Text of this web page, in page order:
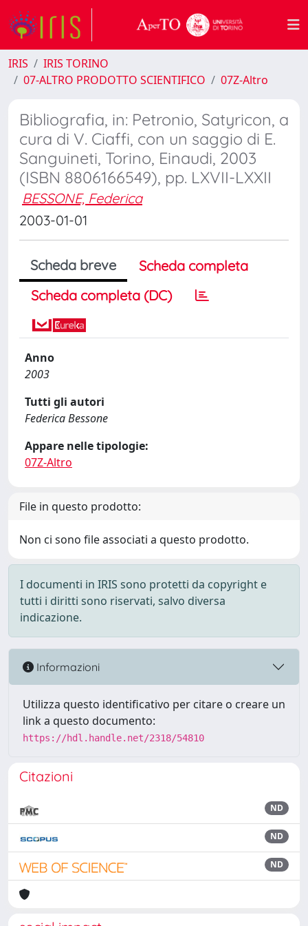
IRIS
IRIS TORINO
07-ALTRO PRODOTTO SCIENTIFICO
07Z-Altro
Bibliografia, in: Petronio, Satyricon, a
cura di V. Ciaffi, con un saggio di E.
Sanguineti, Torino, Einaudi, 2003
(ISBN 8806166549), pp. LXVII-LXXII
BESSONE, Federica
2003-01-01
Scheda breve
Scheda completa
Scheda completa (DC)
Anno
2003
Tutti gli autori
Federica Bessone
Appare nelle tipologie:
07Z-Altro
File in questo prodotto:
Non ci sono file associati a questo prodotto.
I documenti in IRIS sono protetti da copyright e
tutti i diritti sono riservati, salvo diversa
indicazione.
Informazioni
Utilizza questo identificativo per citare o creare un
link a questo documento:
https://hdl.handle.net/2318/54810
Citazioni
ND
ND
ND